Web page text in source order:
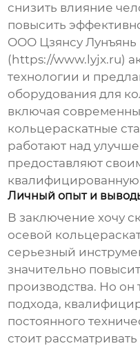
снизить влияние
повысить
ООО Цзянсу
(https://www.lyjx.ru)
технологии и
оборудования для
включая
кольцераскатные
работают над
предоставляют
квалифицированную
Личный опыт и
В заключение хочу
осевой
серьезный
значительно
производства. Но он
подхода,
постоянного
стоит